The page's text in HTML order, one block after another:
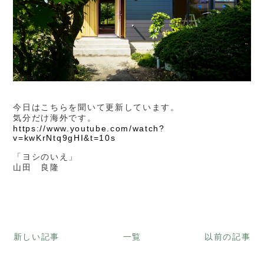
今日はこちらを聞いて更新しています。
気分だけ海外です。
https://www.youtube.com/watch?
v=kwKrNtq9gHI&t=10s
「ヨシのいえ」
山田 良隆
新しい記事 一覧 以前の記事